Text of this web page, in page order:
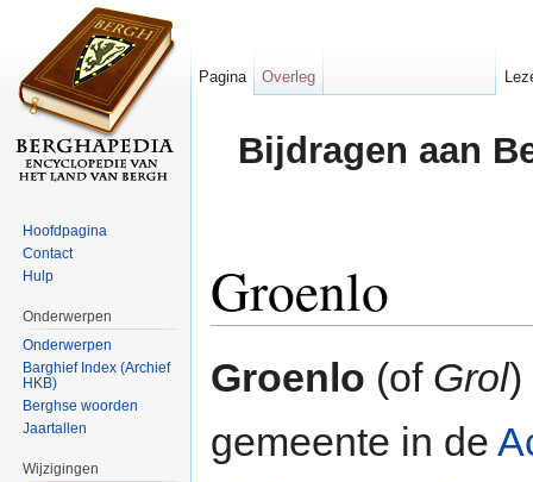
Bijdragen aan
Groenlo
Groenlo (of Grol)
gemeente in de
Pagina Overleg
Hoofdpagina
Contact
Hulp
Onderwerpen
Onderwerpen
Barghief Index (Archief
HKB)
Berghse woorden
Jaartallen
Wijzigingen